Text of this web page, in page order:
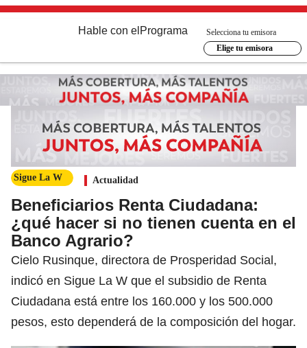
Hable con el Programa
Selecciona tu emisora
Elige tu emisora
Sigue La W Actualidad
Beneficiarios Renta Ciudadana:
¿qué hacer si no tienen cuenta en el
Banco Agrario?
Cielo Rusinque, directora de Prosperidad Social,
indicó en Sigue La W que el subsidio de Renta
Ciudadana está entre los 160.000 y los 500.000
pesos, esto dependerá de la composición del hogar.